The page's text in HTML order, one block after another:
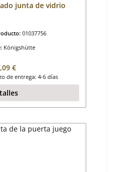
junta de vidrio
01037756
Königshütte
normal:
€
de entrega: 4-6 días